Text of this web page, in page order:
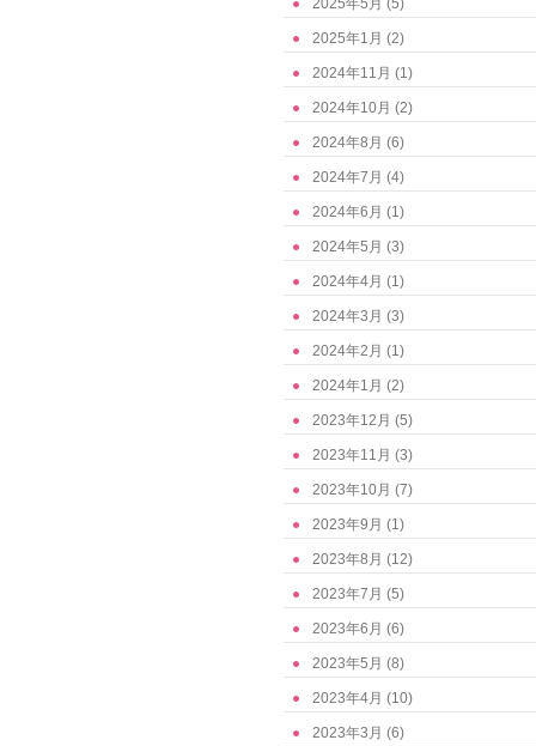
2025年5月 (5)
2025年1月 (2)
2024年11月 (1)
2024年10月 (2)
2024年8月 (6)
2024年7月 (4)
2024年6月 (1)
2024年5月 (3)
2024年4月 (1)
2024年3月 (3)
2024年2月 (1)
2024年1月 (2)
2023年12月 (5)
2023年11月 (3)
2023年10月 (7)
2023年9月 (1)
2023年8月 (12)
2023年7月 (5)
2023年6月 (6)
2023年5月 (8)
2023年4月 (10)
2023年3月 (6)